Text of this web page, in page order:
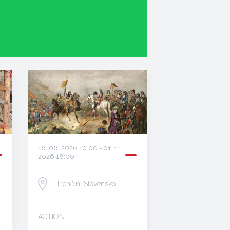
16. 06. 2026 10:00 - 01. 11.
2026 18:00
Trenčín, Slovensko
ACTION